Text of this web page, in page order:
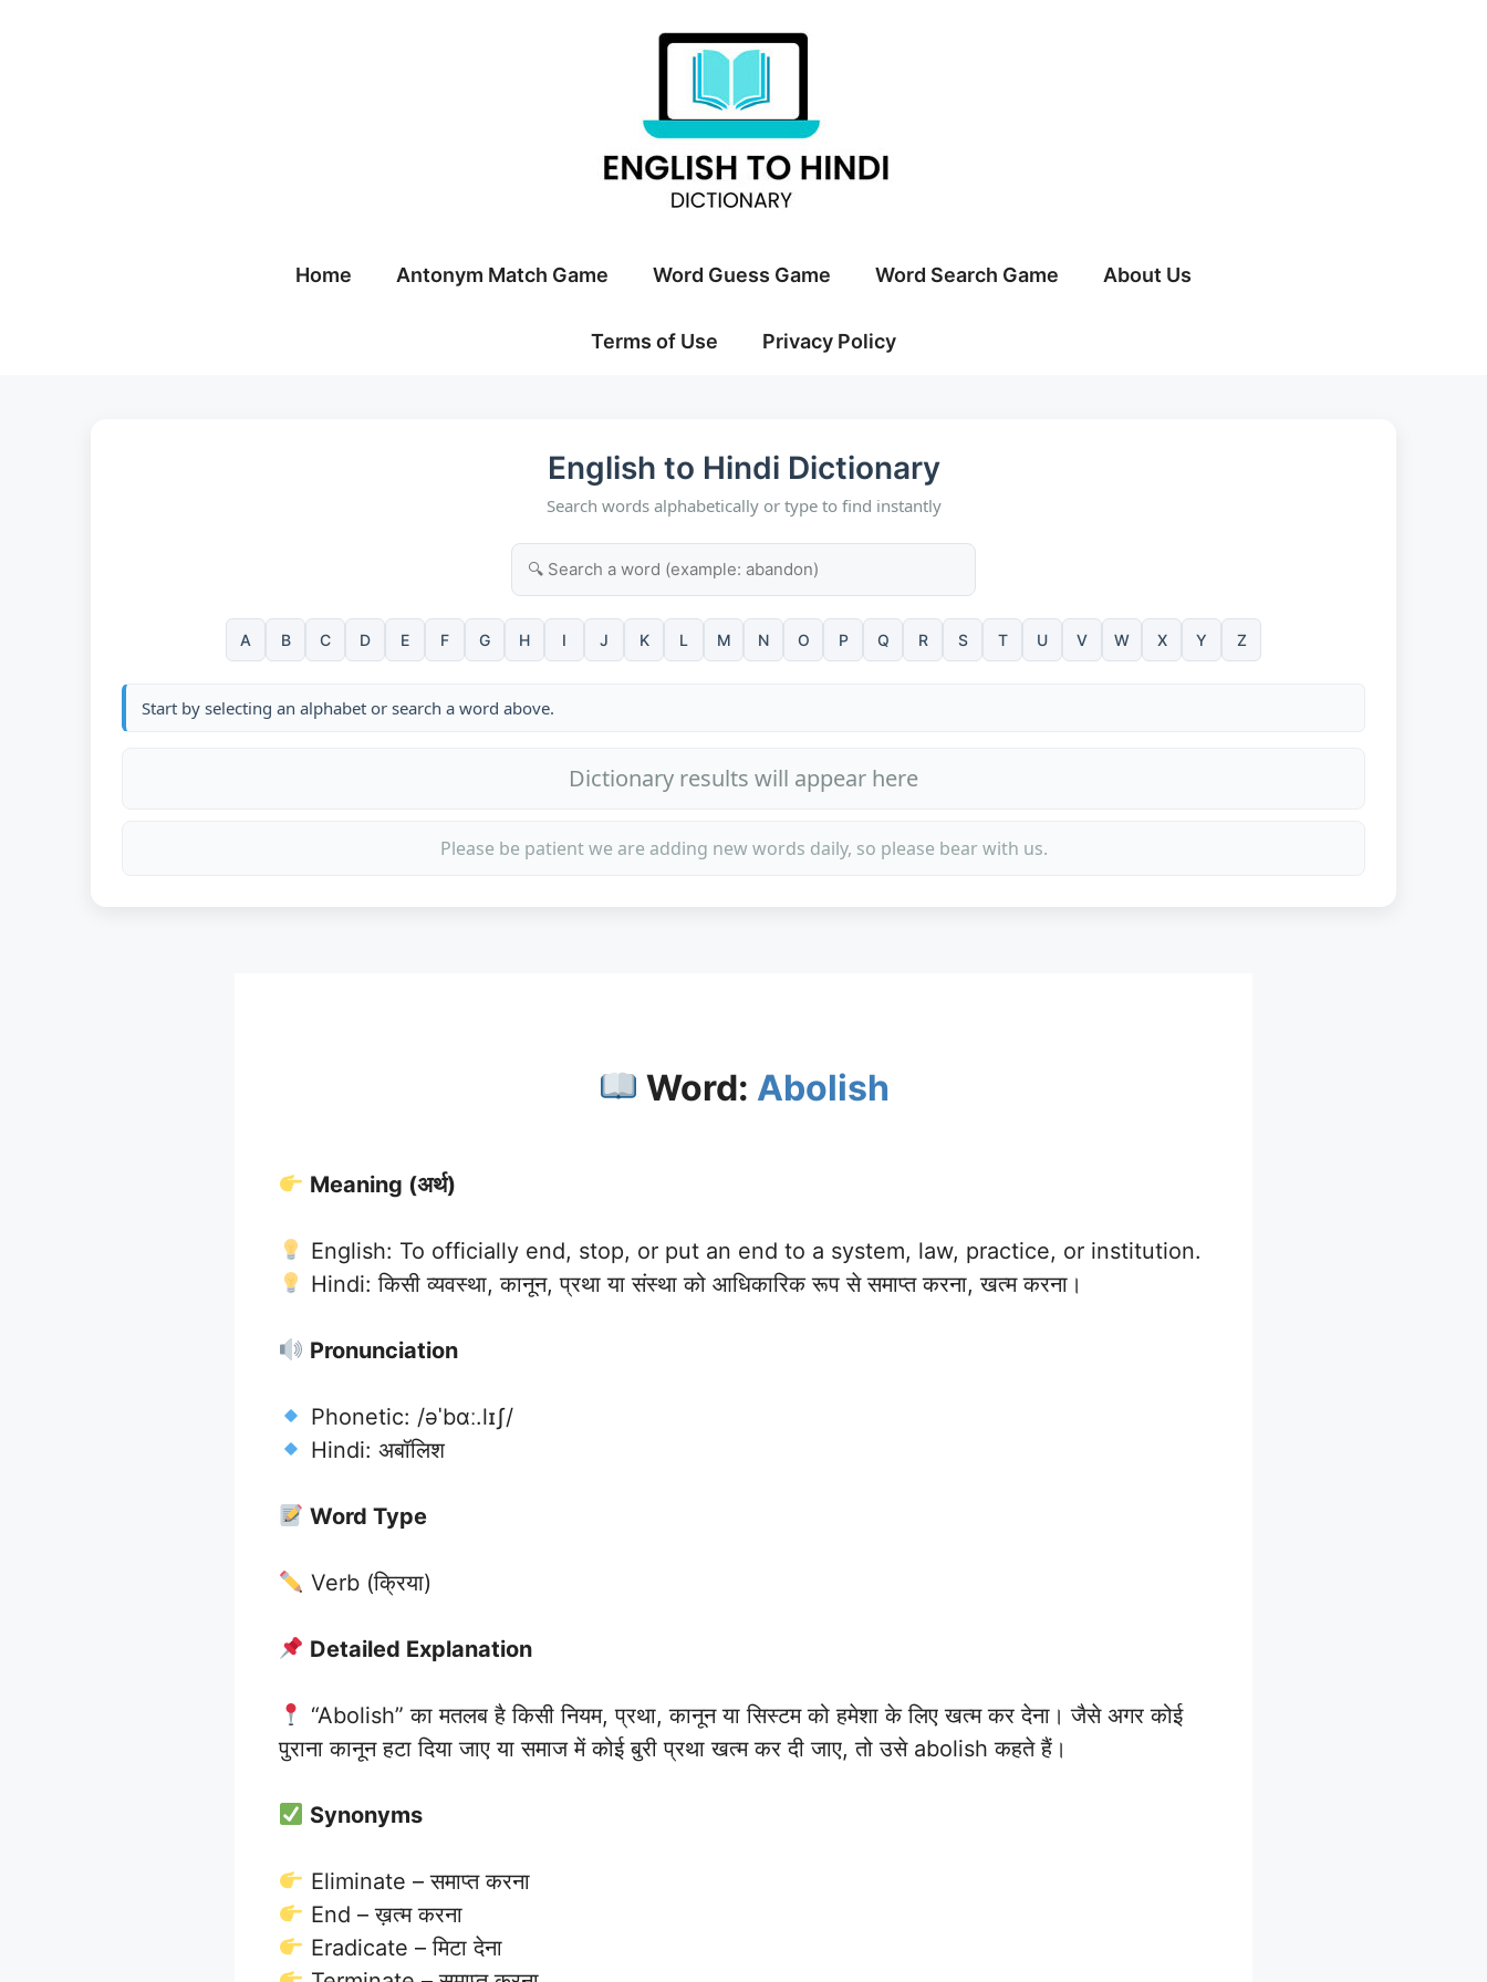
Home Antonym Match Game Word Guess Game Word Search Game About Us
Terms of Use Privacy Policy
English to Hindi Dictionary
Search words alphabetically or type to find instantly
A B C D E F G H I J K L M N O P Q R S T U V W X Y Z
Start by selecting an alphabet or search a word above.
Dictionary results will appear here
Please be patient we are adding new words daily, so please bear with us.
Word: Abolish
Meaning (अर्थ)
English: To officially end, stop, or put an end to a system, law, practice, or institution.
Hindi: किसी व्यवस्था, कानून, प्रथा या संस्था को आधिकारिक रूप से समाप्त करना, खत्म करना।
Pronunciation
Phonetic: /əˈbɑː.lɪʃ/
Hindi: अबॉलिश
Word Type
Verb (क्रिया)
Detailed Explanation
“Abolish” का मतलब है किसी नियम, प्रथा, कानून या सिस्टम को हमेशा के लिए खत्म कर देना। जैसे अगर कोई
पुराना कानून हटा दिया जाए या समाज में कोई बुरी प्रथा खत्म कर दी जाए, तो उसे abolish कहते हैं।
Synonyms
Eliminate – समाप्त करना
End – ख़त्म करना
Eradicate – मिटा देना